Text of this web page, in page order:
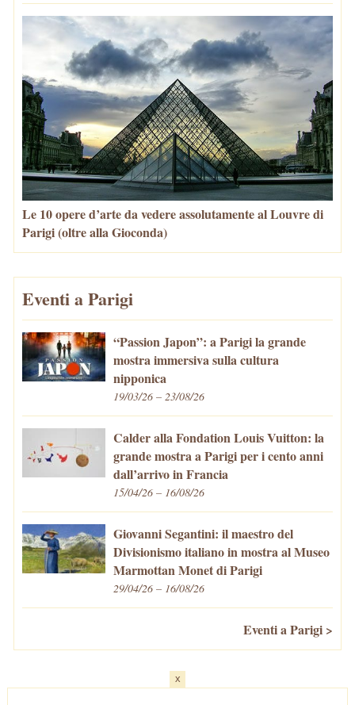
Le 10 opere d’arte da vedere assolutamente al Louvre di
Parigi (oltre alla Gioconda)
Eventi a Parigi
“Passion Japon”: a Parigi la grande
mostra immersiva sulla cultura
nipponica
19/03/26 – 23/08/26
Calder alla Fondation Louis Vuitton: la
grande mostra a Parigi per i cento anni
dall’arrivo in Francia
15/04/26 – 16/08/26
Giovanni Segantini: il maestro del
Divisionismo italiano in mostra al Museo
Marmottan Monet di Parigi
29/04/26 – 16/08/26
Eventi a Parigi >
x